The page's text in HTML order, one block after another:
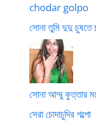
chodar golpo
সোনা তুমি দুদু চুষতে
সোনা আম্মু কুত্তার
সেরা চোদাচুদির গল্পো